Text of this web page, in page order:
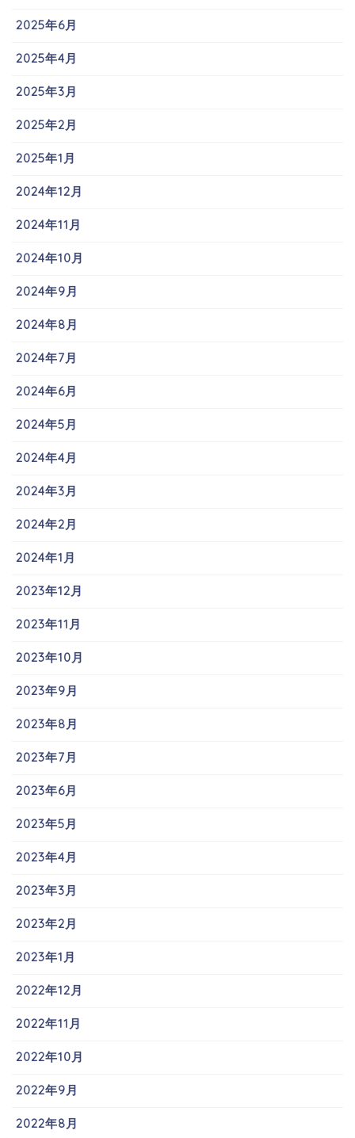
2025年6月
2025年4月
2025年3月
2025年2月
2025年1月
2024年12月
2024年11月
2024年10月
2024年9月
2024年8月
2024年7月
2024年6月
2024年5月
2024年4月
2024年3月
2024年2月
2024年1月
2023年12月
2023年11月
2023年10月
2023年9月
2023年8月
2023年7月
2023年6月
2023年5月
2023年4月
2023年3月
2023年2月
2023年1月
2022年12月
2022年11月
2022年10月
2022年9月
2022年8月